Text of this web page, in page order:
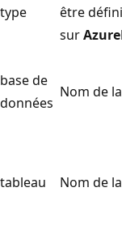
type
être
sur
base de
données
Nom de
tableau Nom de